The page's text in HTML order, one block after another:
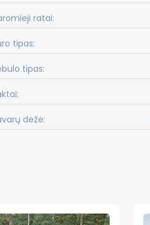
ratai:
tipas:
tipas:
dėžė: